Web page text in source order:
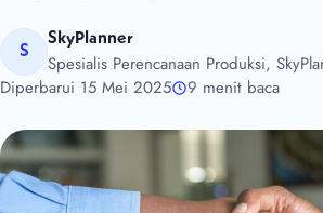
S
SkyPlanner
Spesialis Perencanaan Produksi,
Diperbarui 15 Mei 2025
9 menit baca